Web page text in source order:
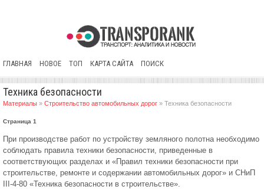
ГЛАВНАЯ НОВОЕ ТОП КАРТА САЙТА ПОИСК
Техника безопасности
Материалы » Строительство автомобильных дорог » Техника безопасности
Страница 1
При производстве работ по устройству земляного полотна необходимо
соблюдать правила техники безопасности, приведенные в
соответствующих разделах и «Правил техники безопасности при
строительстве, ремонте и содержании автомобильных дорог» и СНиП
III-4-80 «Техника безопасности в строительстве».